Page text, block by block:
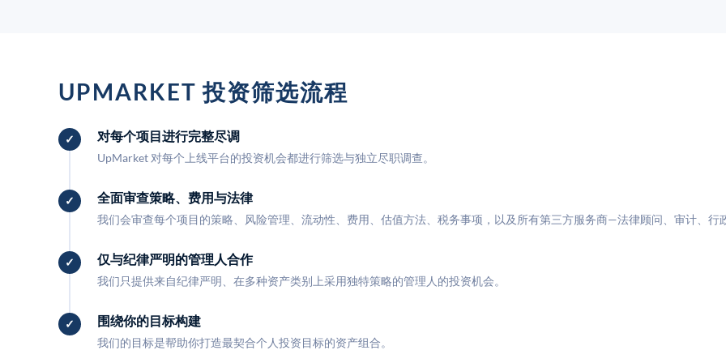
UPMARKET 投资筛选流程
对每个项目进行完整尽调
UpMarket 对每个上线平台的投资机会都进行筛选与独立尽职调查。
全面审查策略、费用与法律
我们会审查每个项目的策略、风险管理、流动性、费用、估值方法、税务事项，以及所有第三方服务商—法律顾问、审计、行
仅与纪律严明的管理人合作
我们只提供来自纪律严明、在多种资产类别上采用独特策略的管理人的投资机会。
围绕你的目标构建
我们的目标是帮助你打造最契合个人投资目标的资产组合。